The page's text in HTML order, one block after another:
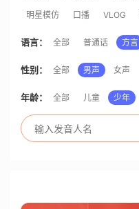
明星模仿
口播 VLOG
语言： 全部 普通话 方言
性别： 全部 男声 女声
年龄： 全部 儿童 少年